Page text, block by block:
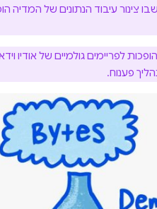
צינור עיבוד הנתונים של המדיה
לפריימים גולמיים של
פענוח.